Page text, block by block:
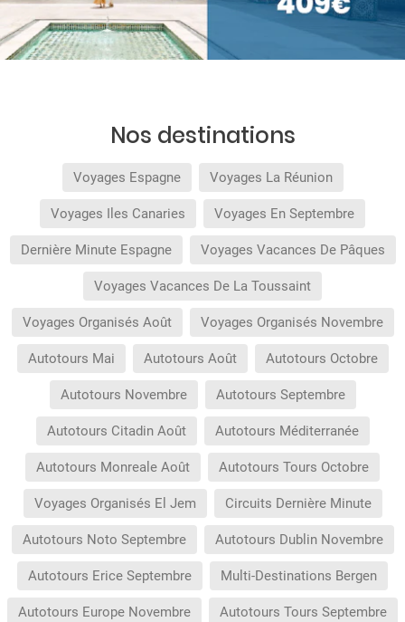
Nos destinations
Voyages Espagne Voyages La Réunion
Voyages Iles Canaries Voyages En Septembre
Dernière Minute Espagne Voyages Vacances De Pâques
Voyages Vacances De La Toussaint
Voyages Organisés Août Voyages Organisés Novembre
Autotours Mai Autotours Août Autotours Octobre
Autotours Novembre Autotours Septembre
Autotours Citadin Août Autotours Méditerranée
Autotours Monreale Août Autotours Tours Octobre
Voyages Organisés El Jem Circuits Dernière Minute
Autotours Noto Septembre Autotours Dublin Novembre
Autotours Erice Septembre Multi-Destinations Bergen
Autotours Europe Novembre Autotours Tours Septembre